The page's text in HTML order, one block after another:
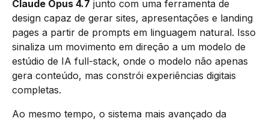
Claude Opus 4.7 junto com uma ferramenta de
design capaz de gerar sites, apresentações e landing
pages a partir de prompts em linguagem natural. Isso
sinaliza um movimento em direção a um modelo de
estúdio de IA full-stack, onde o modelo não apenas
gera conteúdo, mas constrói experiências digitais
completas.
Ao mesmo tempo, o sistema mais avançado da